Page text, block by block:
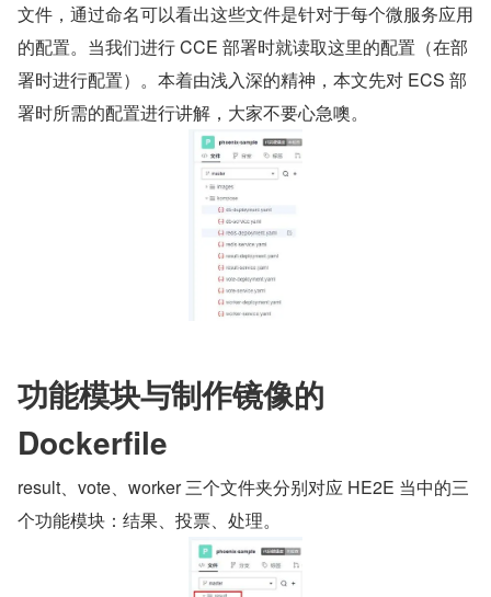
文件，通过命名可以看出这些文件是针对于每个微服务应用
的配置。当我们进行 CCE 部署时就读取这里的配置（在部
署时进行配置）。本着由浅入深的精神，本文先对 ECS 部
署时所需的配置进行讲解，大家不要心急噢。
功能模块与制作镜像的
Dockerfile
result、vote、worker 三个文件夹分别对应 HE2E 当中的三
个功能模块：结果、投票、处理。